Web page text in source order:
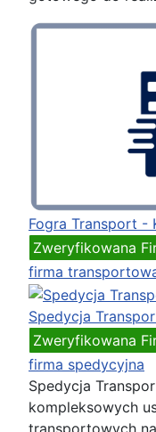
Fogra Transport -
Zweryfikowana
firma
Spedycja
Zweryfikowana
firma spedycyjna
Spedycja
kompleksowych
transportowych